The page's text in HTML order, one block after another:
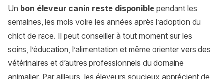
Un bon éleveur canin reste disponible pendant les
semaines, les mois voire les années après l’adoption du
chiot de race. Il peut conseiller à tout moment sur les
soins, l’éducation, l’alimentation et même orienter vers des
vétérinaires et d’autres professionnels du domaine
animalier. Par ailleurs, les éleveurs soucieux apprécient de